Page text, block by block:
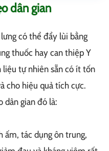
dân gian
có thể đẩy lùi bằng
thuốc hay can thiệp Y
liệu tự nhiên sẵn có ít tốn
cho hiệu quả tích cực.
dân gian đó là:
ấm, tác dụng ôn trung,